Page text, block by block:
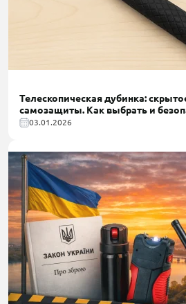
Телескопическая дубинка:
самозащиты. Как выбрать и
03.01.2026